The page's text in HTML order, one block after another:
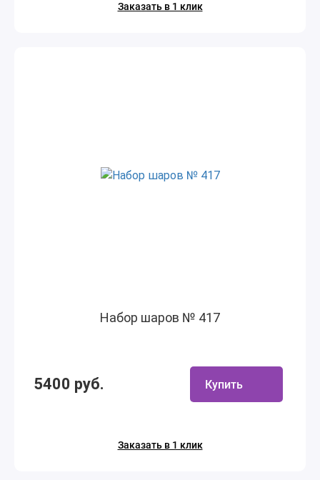
Заказать в 1 клик
Набор шаров № 417
5400 руб. Купить
Заказать в 1 клик